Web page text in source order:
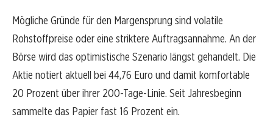
Mögliche Gründe für den Margensprung sind volatile
Rohstoffpreise oder eine striktere Auftragsannahme. An der
Börse wird das optimistische Szenario längst gehandelt. Die
Aktie notiert aktuell bei 44,76 Euro und damit komfortable
20 Prozent über ihrer 200-Tage-Linie. Seit Jahresbeginn
sammelte das Papier fast 16 Prozent ein.